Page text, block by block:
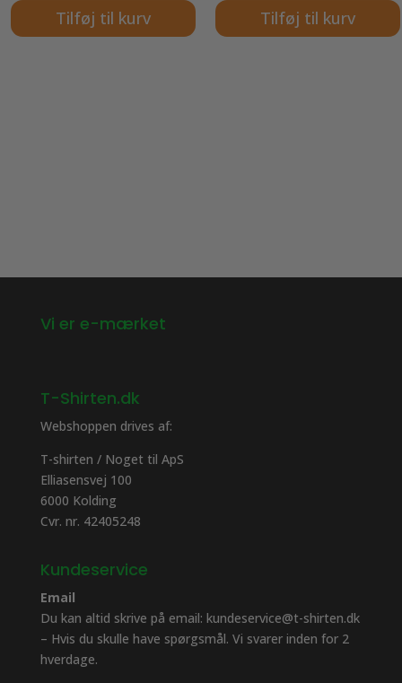
Tilføj til kurv Tilføj til kurv
Vi er e-mærket
T-Shirten.dk
Webshoppen drives af:
T-shirten / Noget til ApS
Elliasensvej 100
6000 Kolding
Cvr. nr. 42405248
Kundeservice
Email
Du kan altid skrive på email: kundeservice@t-shirten.dk
– Hvis du skulle have spørgsmål. Vi svarer inden for 2
hverdage.